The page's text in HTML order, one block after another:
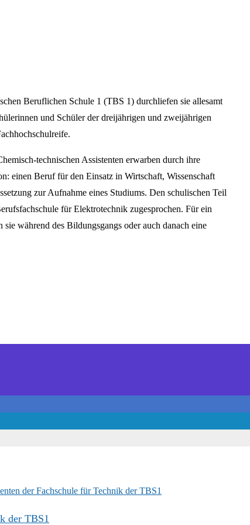
Beruflichen Schule 1 (TBS 1) durchliefen sie allesamt
und Schüler der dreijährigen und zweijährigen
technischen Assistenten erwarben durch ihre
einen Beruf für den Einsatz in Wirtschaft, Wissenschaft
zur Aufnahme eines Studiums. Den schulischen Teil
für Elektrotechnik zugesprochen. Für ein
während des Bildungsgangs oder auch danach eine
der TBS1